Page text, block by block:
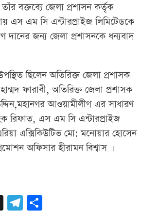
বক্তব্যে জেলা প্রশাসন কর্তৃক
এস এম সি এন্টারপ্রাইজ লিমিটেডকে
জন্য জেলা প্রশাসনকে ধন্যবাদ
ছিলেন অতিরিক্ত জেলা প্রশাসক
ফারাবী, অতিরিক্ত জেলা প্রশাসক
আওয়ামীলীগ এর সাধারণ
রিফাত, এস এম সি এন্টারপ্রাইজ
এক্সিকিউটিভ মো: মনোয়ার হোসেন
অফিসার হীরামন বিশ্বাস ।
X Telegram
Share